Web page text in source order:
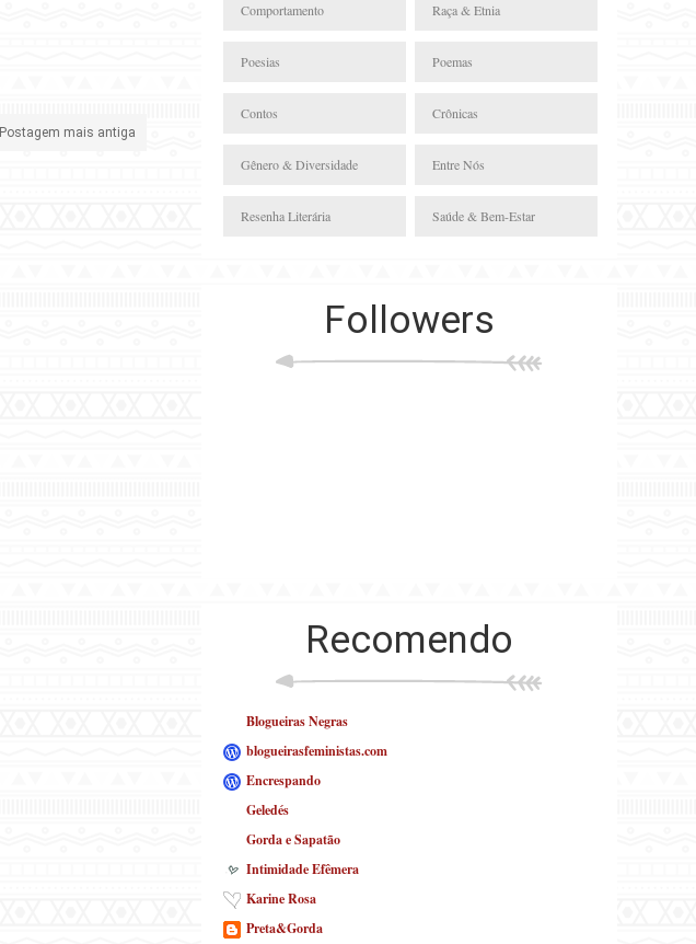
Postagem mais antiga
Comportamento
Poesias
Contos
Gênero & Diversidade
Resenha Literária
Raça & Etnia
Poemas
Crônicas
Entre Nós
Saúde & Bem-Estar
Followers
Recomendo
Blogueiras Negras
blogueirasfeministas.com
Encrespando
Geledés
Gorda e Sapatão
Intimidade Efêmera
Karine Rosa
Preta&Gorda